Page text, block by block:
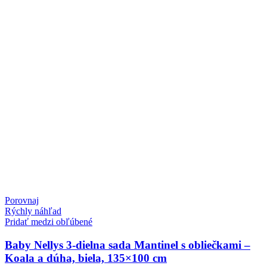
Porovnaj
Rýchly náhľad
Pridať medzi obľúbené
Baby Nellys 3-dielna sada Mantinel s obliečkami –
Koala a dúha, biela, 135×100 cm